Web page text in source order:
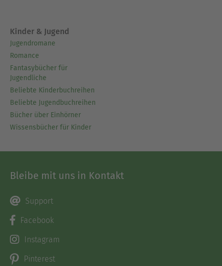
Kinder & Jugend
Jugendromane
Romance
Fantasybücher für
Jugendliche
Beliebte Kinderbuchreihen
Beliebte Jugendbuchreihen
Bücher über Einhörner
Wissensbücher für Kinder
Bleibe mit uns in Kontakt
Support
Facebook
Instagram
Pinterest